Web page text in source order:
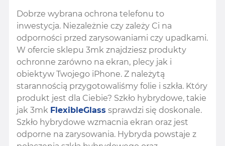
Dobrze wybrana ochrona telefonu to
inwestycja. Niezależnie czy zależy Ci na
odporności przed zarysowaniami czy upadkami.
W ofercie sklepu 3mk znajdziesz produkty
ochronne zarówno na ekran, plecy jak i
obiektyw Twojego iPhone. Z należytą
starannością przygotowaliśmy folie i szkła. Który
produkt jest dla Ciebie? Szkło hybrydowe, takie
jak 3mk FlexibleGlass sprawdzi się doskonale.
Szkło hybrydowe wzmacnia ekran oraz jest
odporne na zarysowania. Hybryda powstaje z